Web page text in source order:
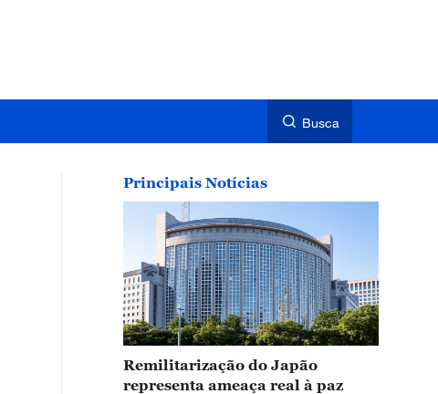
Busca
Principais Notícias
Remilitarização do Japão
representa ameaça real à paz